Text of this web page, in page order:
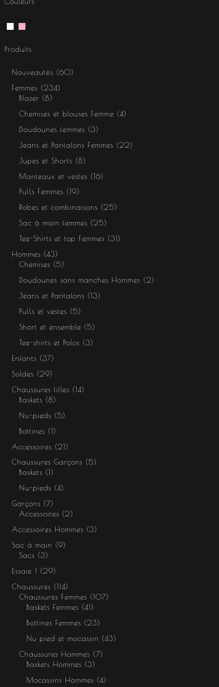
Produits
Nouveautés
60
Femmes
234
Blazer
8
Chemises et blouses Femme
4
Doudounes femmes
3
Jeans et Pantalons Femmes
22
Jupes et Shorts
8
Manteaux et vestes
16
Pulls Femmes
19
Robes et combinaisons
25
Sac à main femmes
25
Tee-Shirts et top Femmes
31
Hommes
43
Chemises
5
Doudounes sans manches Hommes
2
Jeans et Pantalons
13
Pulls et vestes
5
Short et ensemble
5
Tee-shirts et Polos
3
Enfants
37
Soldes
29
Chaussures filles
14
Baskets
8
Nu-pieds
5
Bottines
1
Accessoires
21
Chaussures Garçons
5
Baskets
1
Nu-pieds
4
Garçons
7
Accessoires
2
Accessoires Hommes
3
Sac à main
9
Sacs
3
Essaie 1
29
Chaussures
114
Chaussures Femmes
107
Baskets Femmes
41
Bottines Femmes
23
Nu pied et mocassin
43
Chaussures Hommes
7
Baskets Hommes
3
Mocassins Hommes
4